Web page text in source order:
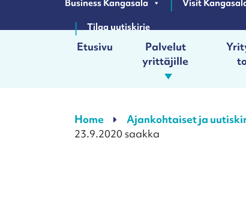
Business Kangasala Visit
Tilaa uutiskirje
Päävalikko
Etusivu
Palvelut
yrittäjille
Home Ajankohtaiset ja
23.9.2020 saakka